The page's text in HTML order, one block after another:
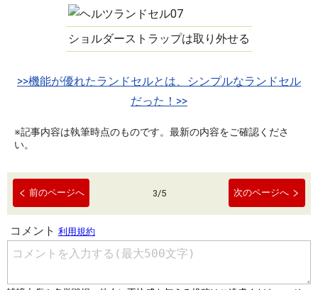
ショルダーストラップは取り外せる
>>機能が優れたランドセルとは、シンプルなランドセル
だった！>>
※記事内容は執筆時点のものです。最新の内容をご確認くださ
い。
前のページへ 3/5 次のページへ